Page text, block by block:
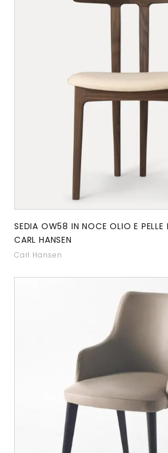
SEDIA OW58 IN NOCE OLIO E PELLE
CARL HANSEN
Carl Hansen